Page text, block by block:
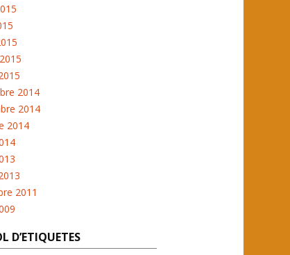
2014
2014
2014
2011
D’ETIQUETES